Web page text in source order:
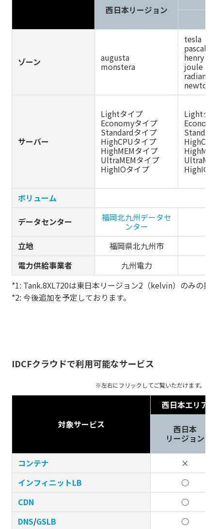
西日本リージョン
ゾーン augusta
monstera
tesla
pascal
henry
joule
radian
newton
サーバー
Lightタイプ
Economyタイプ
Standardタイプ
HighCPUタイプ
HighMEMタイプ
UltraMEMタイプ
HighIOタイプ
Lightタ
HighIO
ボリューム
データセンター 福岡北九州データセ
ンター
立地
福岡県北九州市
電力供給事業者
九州電力
*1: Tank.8XL720は東日本リージョン2（kelvin）のみの提
*2: 今後追加を予定しております。
IDCFクラウドで利用可能なサービス
対象サービス
西日本エリア
西日本
リージョン
コンテナ
×
インフィニットLB
○
CDN
○
DNS/GSLB ○